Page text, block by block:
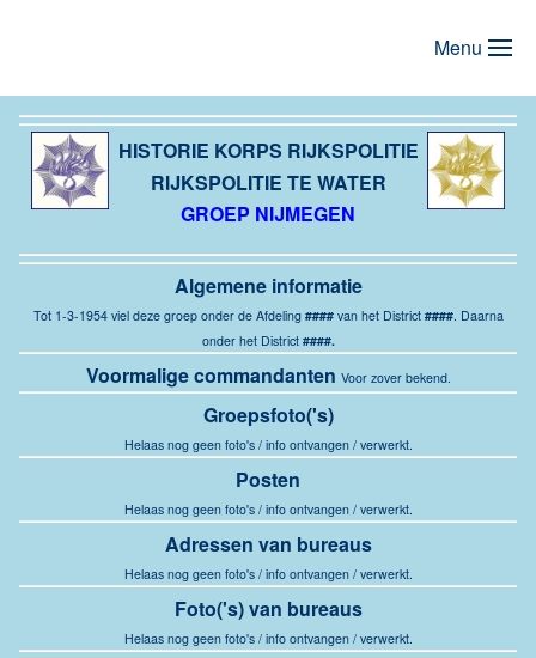
Menu
HISTORIE KORPS RIJKSPOLITIE
RIJKSPOLITIE TE WATER
GROEP NIJMEGEN
Algemene informatie
Tot 1-3-1954 viel deze groep onder de Afdeling ####van het District ####. Daarna
onder het District ####.
Voormalige commandanten Voor zover bekend.
Groepsfoto('s)
Helaas nog geen foto's / info ontvangen / verwerkt.
Posten
Helaas nog geen foto's / info ontvangen / verwerkt.
Adressen van bureaus
Helaas nog geen foto's / info ontvangen / verwerkt.
Foto('s) van bureaus
Helaas nog geen foto's / info ontvangen / verwerkt.